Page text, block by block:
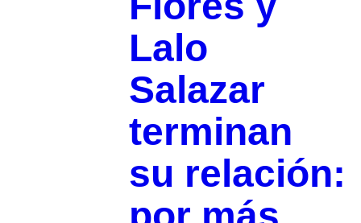
Lalo
Salazar
terminan
su relación: